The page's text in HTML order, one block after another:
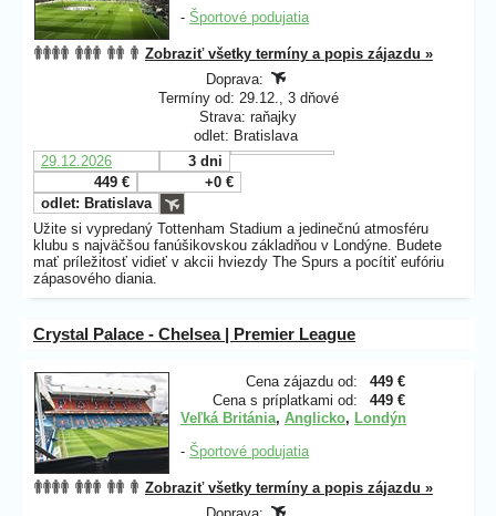
- Športové podujatia
Zobraziť všetky termíny a popis zájazdu »
Doprava:
Termíny od: 29.12., 3 dňové
Strava: raňajky
odlet: Bratislava
29.12.2026
3 dni
449 €
+0 €
odlet: Bratislava
Užite si vypredaný Tottenham Stadium a jedinečnú atmosféru
klubu s najväčšou fanúšikovskou základňou v Londýne. Budete
mať príležitosť vidieť v akcii hviezdy The Spurs a pocítiť eufóriu
zápasového diania.
Crystal Palace - Chelsea | Premier League
Cena zájazdu od:
449 €
Cena s príplatkami od:
449 €
Veľká Británia, Anglicko, Londýn
- Športové podujatia
Zobraziť všetky termíny a popis zájazdu »